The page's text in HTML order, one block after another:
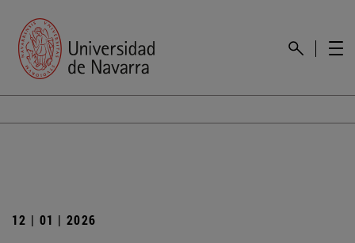
12 | 01 | 2026